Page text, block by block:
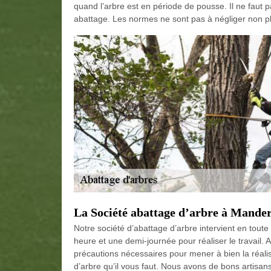
quand l’arbre est en période de pousse. Il ne faut
abattage. Les normes ne sont pas à négliger non
La Société abattage d’arbre à
Notre société d’abattage d’arbre intervient en
heure et une demi-journée pour réaliser le travail.
précautions nécessaires pour mener à bien la
d’arbre qu’il vous faut. Nous avons de bons